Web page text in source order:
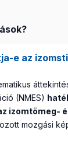
e az
(NMES)
izomtömeg-
mozgási